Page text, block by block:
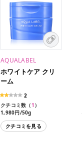
AQUALABEL
ホワイトケア クリ
ーム
2
クチコミ数（1 ）
1,980円/50g
クチコミを見る